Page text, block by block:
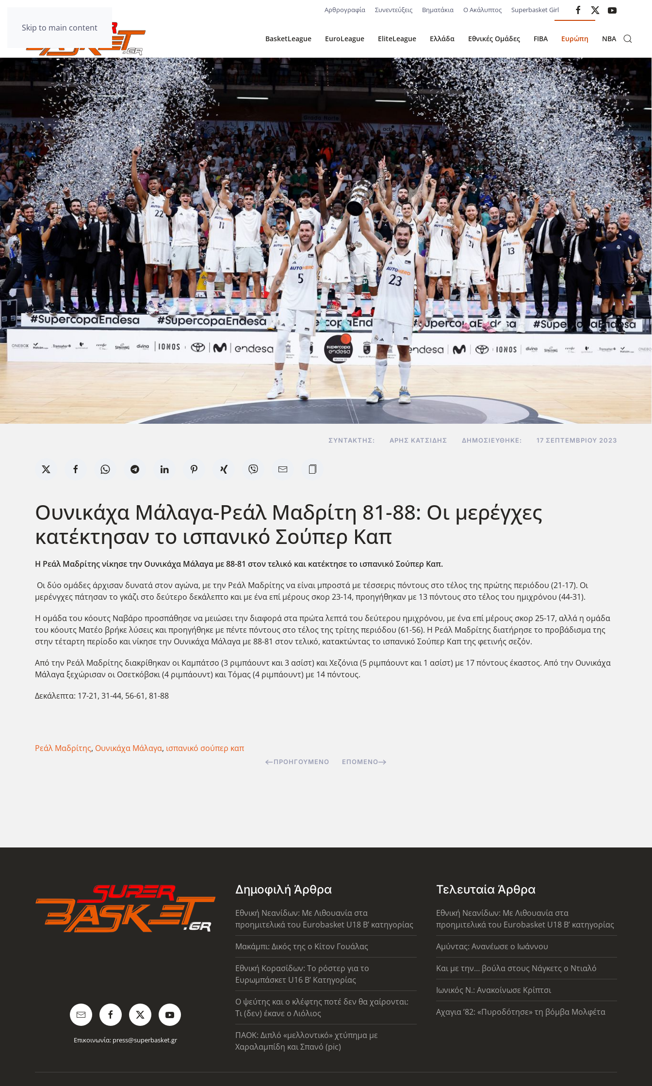
Skip to main content
Αρθρογραφία Συνεντεύξεις Βηματάκια Ο Ακάλυπτος Superbasket Girl
BasketLeague EuroLeague EliteLeague Ελλάδα Εθνικές Ομάδες FIBA Ευρώπη NBA
ΣΥΝΤΆΚΤΗΣ: ΆΡΗΣ ΚΑΤΣΊΔΗΣ ΔΗΜΟΣΙΕΎΘΗΚΕ: 17 ΣΕΠΤΕΜΒΡΊΟΥ 2023
Ουνικάχα Μάλαγα-Ρεάλ Μαδρίτη 81-88: Οι μερέγχες
κατέκτησαν το ισπανικό Σούπερ Καπ
Η Ρεάλ Μαδρίτης νίκησε την Ουνικάχα Μάλαγα με 88-81 στον τελικό και κατέκτησε το ισπανικό Σούπερ Καπ.
Οι δύο ομάδες άρχισαν δυνατά στον αγώνα, με την Ρεάλ Μαδρίτης να είναι μπροστά με τέσσερις πόντους στο τέλος της πρώτης περιόδου (21-17). Οι
μερένγχες πάτησαν το γκάζι στο δεύτερο δεκάλεπτο και με ένα επί μέρους σκορ 23-14, προηγήθηκαν με 13 πόντους στο τέλος του ημιχρόνου (44-31).
Η ομάδα του κόουτς Ναβάρο προσπάθησε να μειώσει την διαφορά στα πρώτα λεπτά του δεύτερου ημιχρόνου, με ένα επί μέρους σκορ 25-17, αλλά η ομάδα
του κόουτς Ματέο βρήκε λύσεις και προηγήθηκε με πέντε πόντους στο τέλος της τρίτης περιόδου (61-56). Η Ρεάλ Μαδρίτης διατήρησε το προβάδισμα της
στην τέταρτη περίοδο και νίκησε την Ουνικάχα Μάλαγα με 88-81 στον τελικό, κατακτώντας το ισπανικό Σούπερ Καπ της φετινής σεζόν.
Από την Ρεάλ Μαδρίτης διακρίθηκαν οι Καμπάτσο (3 ριμπάουντ και 3 ασίστ) και Χεζόνια (5 ριμπάουντ και 1 ασίστ) με 17 πόντους έκαστος. Από την Ουνικάχα
Μάλαγα ξεχώρισαν οι Οσετκόβσκι (4 ριμπάουντ) και Τόμας (4 ριμπάουντ) με 14 πόντους.
Δεκάλεπτα: 17-21, 31-44, 56-61, 81-88
Ρεάλ Μαδρίτης, Ουνικάχα Μάλαγα, ισπανικό σούπερ καπ
ΠΡΟΗΓΟΎΜΕΝΟ ΕΠΌΜΕΝΟ
Επικοινωνία: press@superbasket.gr
Δημοφιλή Άρθρα
Εθνική Νεανίδων: Με Λιθουανία στα
προημιτελικά του Eurobasket U18 Β’ κατηγορίας
Μακάμπι: Δικός της ο Κίτον Γουάλας
Εθνική Κορασίδων: Το ρόστερ για το
Ευρωμπάσκετ U16 B’ Κατηγορίας
Ο ψεύτης και ο κλέφτης ποτέ δεν θα χαίρονται:
Τι (δεν) έκανε ο Λιόλιος
ΠΑΟΚ: Διπλό «μελλοντικό» χτύπημα με
Χαραλαμπίδη και Σπανό (pic)
Τελευταία Άρθρα
Εθνική Νεανίδων: Με Λιθουανία στα
προημιτελικά του Eurobasket U18 Β’ κατηγορίας
Αμύντας: Ανανέωσε ο Ιωάννου
Και με την… βούλα στους Νάγκετς ο Ντιαλό
Ιωνικός Ν.: Ανακοίνωσε Κρίπτσι
Αχαγια ’82: «Πυροδότησε» τη βόμβα Μολφέτα